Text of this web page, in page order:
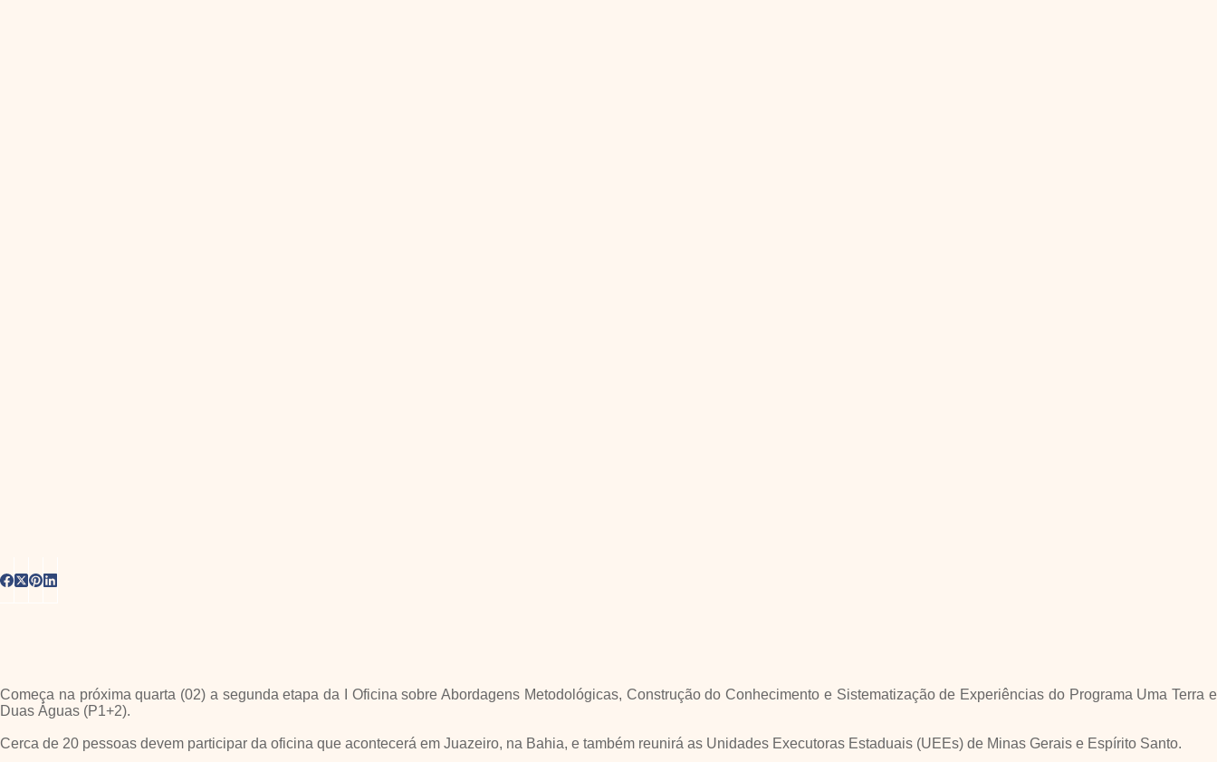
Começa na próxima quarta (02) a segunda etapa da I Oficina sobre Abordagens Metodológicas, Construção do Conhecimento e Sistematização de Experiências do Programa Uma Terra e
Duas Águas (P1+2).
Cerca de 20 pessoas devem participar da oficina que acontecerá em Juazeiro, na Bahia, e também reunirá as Unidades Executoras Estaduais (UEEs) de Minas Gerais e Espírito Santo.